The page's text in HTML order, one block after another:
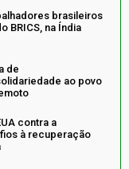
brasileiros
BRICS, na Índia
de
ao povo
contra a
à recuperação